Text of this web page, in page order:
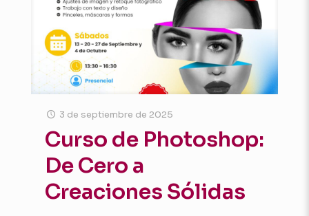
3 de septiembre de 2025
Curso de Photoshop:
De Cero a
Creaciones Sólidas